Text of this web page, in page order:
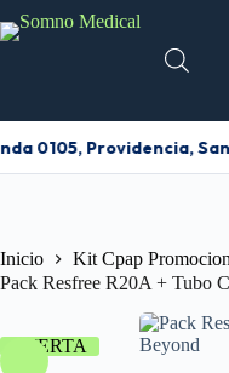
0105, Providencia,
Inicio Kit Cpap
Pack Resfree R20A + Tubo
OFERTA